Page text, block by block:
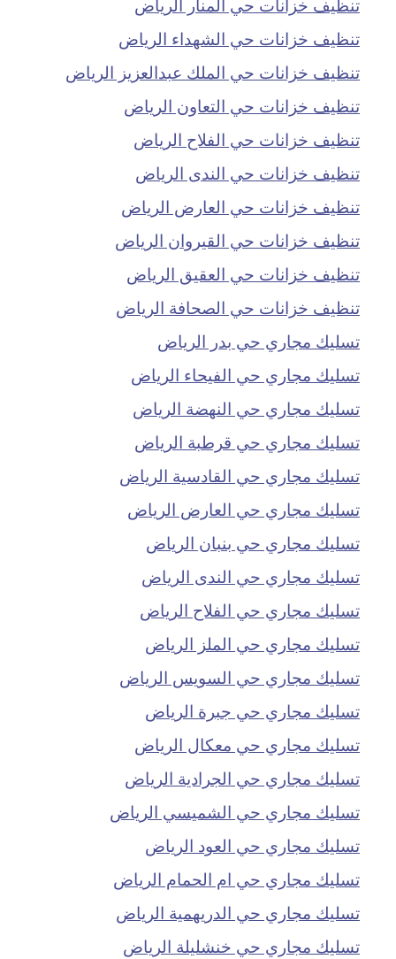
تنظيف خزانات حي الشهداء الرياض
تنظيف خزانات حي الملك عبدالعزيز الرياض
تنظيف خزانات حي التعاون الرياض
تنظيف خزانات حي الفلاح الرياض
تنظيف خزانات حي الندى الرياض
تنظيف خزانات حي العارض الرياض
تنظيف خزانات حي القيروان الرياض
تنظيف خزانات حي العقيق الرياض
تنظيف خزانات حي الصحافة الرياض
تسليك مجاري حي بدر الرياض
تسليك مجاري حي الفيحاء الرياض
تسليك مجاري حي النهضة الرياض
تسليك مجاري حي قرطبة الرياض
تسليك مجاري حي القادسية الرياض
تسليك مجاري حي العارض الرياض
تسليك مجاري حي بنبان الرياض
تسليك مجاري حي الندى الرياض
تسليك مجاري حي الفلاح الرياض
تسليك مجاري حي الملز الرياض
تسليك مجاري حي السويس الرياض
تسليك مجاري حي جبرة الرياض
تسليك مجاري حي معكال الرياض
تسليك مجاري حي الجرادية الرياض
تسليك مجاري حي الشميسي الرياض
تسليك مجاري حي العود الرياض
تسليك مجاري حي ام الحمام الرياض
تسليك مجاري حي الدريهمية الرياض
تسليك مجاري حي خنشليلة الرياض